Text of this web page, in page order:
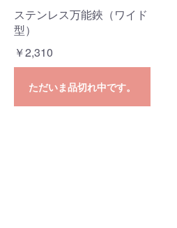
ステンレス万能鋏（ワイド
型）
￥2,310
ただいま品切れ中です。